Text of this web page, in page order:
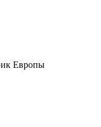
Европы